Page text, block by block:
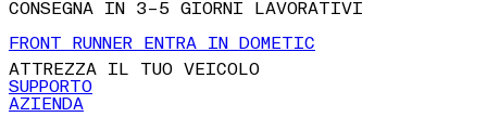
FRONT RUNNER ENTRA IN DOMETIC
ATTREZZA IL TUO VEICOLO
SUPPORTO
AZIENDA